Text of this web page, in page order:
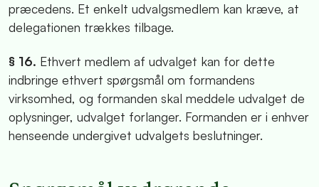
præcedens. Et enkelt udvalgsmedlem kan kræve, at
delegationen trækkes tilbage.
§ 16. Ethvert medlem af udvalget kan for dette
indbringe ethvert spørgsmål om formandens
virksomhed, og formanden skal meddele udvalget de
oplysninger, udvalget forlanger. Formanden er i enhver
henseende undergivet udvalgets beslutninger.